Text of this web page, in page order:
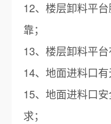
12、楼层卸料平
靠；
13、楼层卸料平台
14、地面进料口有
15、地面进料口
求；